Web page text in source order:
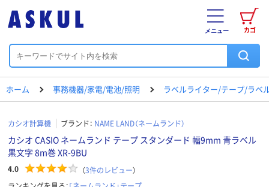
カゴ
メニュー
ホーム 事務機器/家電/電池/照明 ラベルライター/テープ/ラベ
カシオ計算機 ブランド： NAME LAND（ネームランド）
カシオ CASIO ネームランド テープ スタンダード 幅9mm 青ラベル
黒文字 8m巻 XR-9BU
4.0 （3件のレビュー）